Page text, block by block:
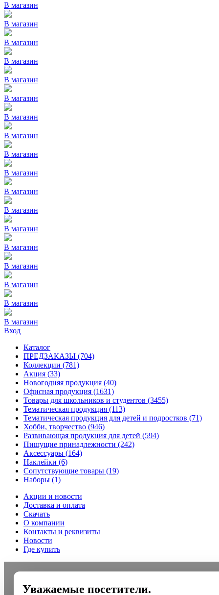
В магазин
В магазин
В магазин
В магазин
В магазин
В магазин
В магазин
В магазин
В магазин
В магазин
В магазин
В магазин
В магазин
В магазин
В магазин
В магазин
В магазин
В магазин
Вход
Каталог
ПРЕДЗАКАЗЫ (704)
Коллекции (781)
Акция (33)
Новогодняя продукция (40)
Офисная продукция (1631)
Товары для школьников и студентов (3455)
Тематическая продукция (113)
Тематическая продукция для детей и подростков (71)
Хобби, творчество (946)
Развивающая продукция для детей (594)
Пишущие принадлежности (242)
Аксессуары (164)
Наклейки (6)
Сопутствующие товары (19)
Наборы (1)
Акции и новости
Доставка и оплата
Скачать
О компании
Контакты и реквизиты
Новости
Где купить
Уважаемые посетители.